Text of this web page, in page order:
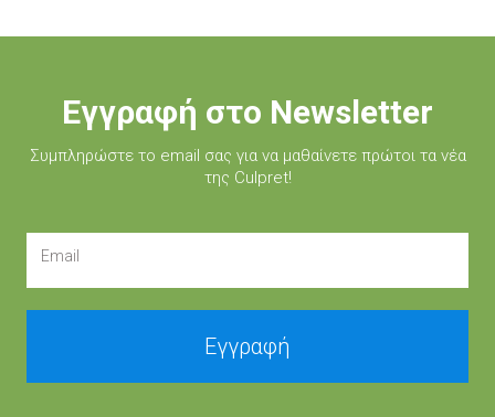
Εγγραφή στο Newsletter
Συμπληρώστε τo email σας για να μαθαίνετε πρώτοι τα νέα
της Culpret!
Email
Εγγραφή